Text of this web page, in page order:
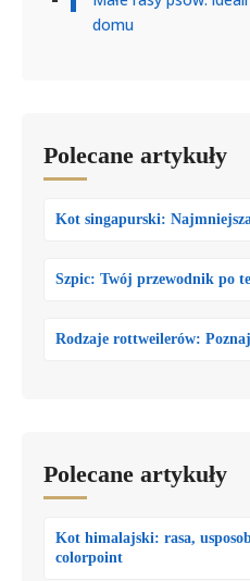
domu
Polecane artykuły
Kot singapurski:
Szpic: Twój przewodnik po
Rodzaje rottweilerów:
Polecane artykuły
Kot himalajski: rasa,
colorpoint